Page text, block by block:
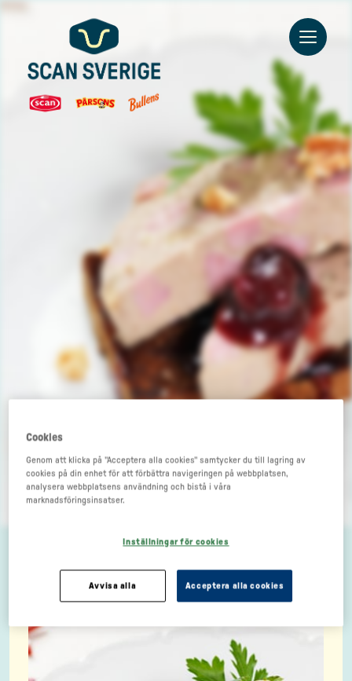
Kycklingleverterrin
med fläsklägg och
valnötter
Cookies
Genom att klicka på "Acceptera alla cookies" samtycker du till lagring av
cookies på din enhet för att förbättra navigeringen på webbplatsen,
analysera webbplatsens användning och bistå i våra
marknadsföringsinsatser.
Inställningar för cookies
Avvisa alla Acceptera alla cookies